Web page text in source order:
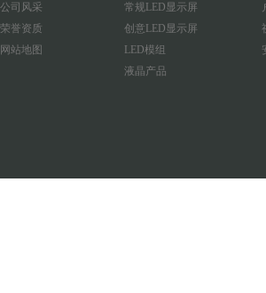
公司风采
荣誉资质
网站地图
常规LED显示屏
创意LED显示屏
LED模组
液晶产品